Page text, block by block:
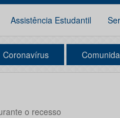
Assistência Estudantil
Coronavírus
o recesso